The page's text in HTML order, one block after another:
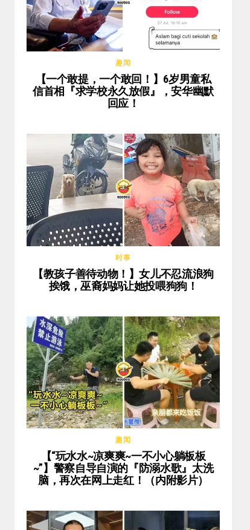
趣闻
【一个敢提，一个敢回！】6岁男童私
信首相『求学校永久放假』，安华幽默
回应！
时事
【教孩子善待动物！】女儿不忍流浪狗
挨饿，巫裔妈妈让她投喂狗狗！
趣闻
【“玩水水~凉爽爽~一不小心躺板板
~”】警察自导自演的『防溺水歌』太洗
脑，再次在网上走红！（内附影片）